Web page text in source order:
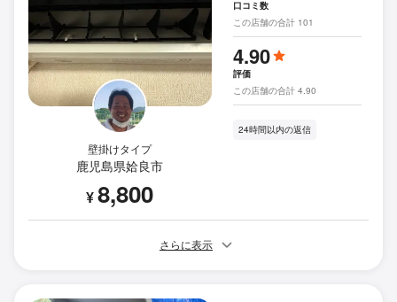
壁掛けタイプ
鹿児島県姶良市
¥8,800
口コミ数
この店舗の合計 101
4.90
評価
この店舗の合計 4.90
24時間以内の返信
さらに表示